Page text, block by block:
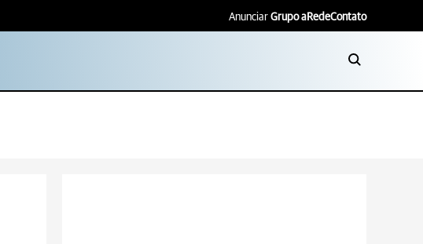
Anunciar Grupo aRedeContato